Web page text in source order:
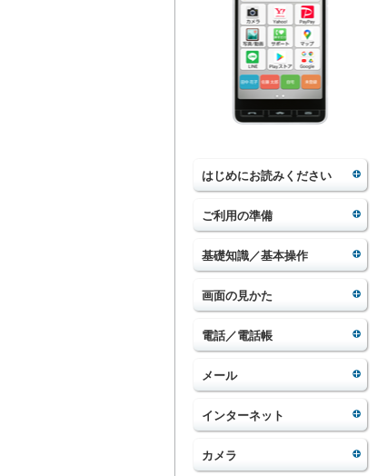
はじめにお読みください
ご利用の準備
基礎知識／基本操作
画面の見かた
電話／電話帳
メール
インターネット
カメラ